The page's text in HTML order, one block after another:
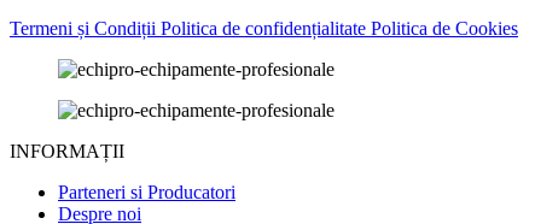
Termeni și Condiții Politica de confidențialitate Politica de Cookies
INFORMAȚII
Parteneri si Producatori
Despre noi